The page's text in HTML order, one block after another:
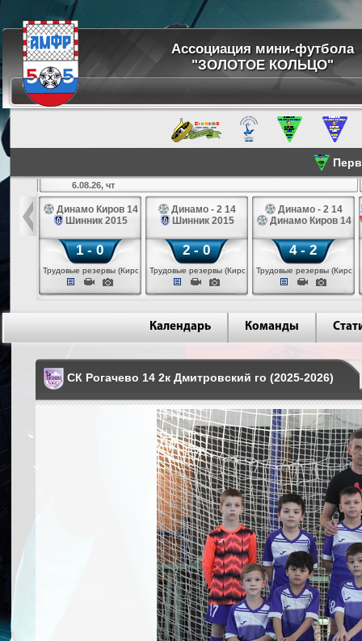
Ассоциация мини-футбола
"ЗОЛОТОЕ КОЛЬЦО"
14
6.08.26, чт
Динамо Киров 14
Шинник 2015
1 - 0
Трудовые резервы (Киров)
Динамо - 2 14
Шинник 2015
2 - 0
Трудовые резервы (Киров)
Динамо - 2 14
Динамо Киров 14
4 - 2
Трудовые резервы (Киров)
Календарь Команды
СК Рогачево 14 2к Дмитровский го (2025-2026)